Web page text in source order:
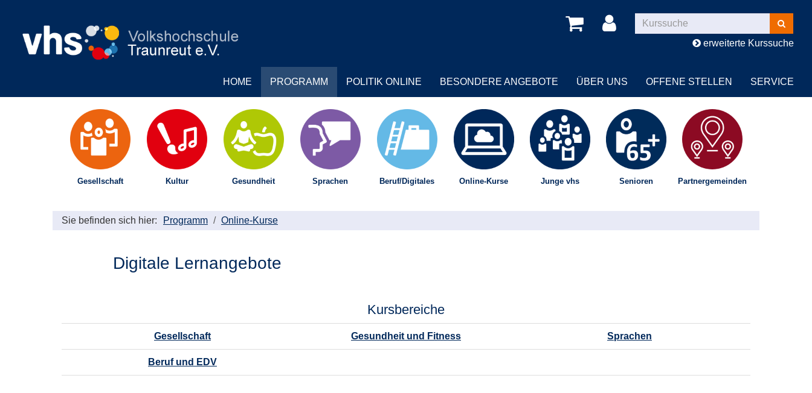
Kurse
suchen
erweiterte Kurssuche
HOME PROGRAMM POLITIK ONLINE BESONDERE ANGEBOTE ÜBER UNS OFFENE STELLEN SERVICE
Gesellschaft Kultur Gesundheit Sprachen Beruf/Digitales Online-Kurse Junge vhs Senioren Partnergemeinden
Sie befinden sich hier: Programm Online-Kurse
Digitale Lernangebote
Kursbereiche
Gesellschaft Gesundheit und Fitness Sprachen
Beruf und EDV